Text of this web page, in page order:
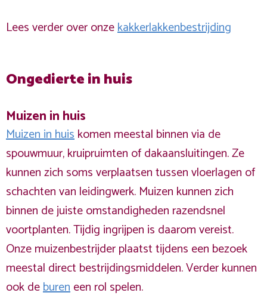
Lees verder over onzekakkerlakkenbestrijding
Ongedierte in huis
Muizen in huis
Muizen in huiskomen meestal binnen via de
spouwmuur, kruipruimten of dakaansluitingen. Ze
kunnen zich soms verplaatsen tussen vloerlagen of
schachten van leidingwerk. Muizen kunnen zich
binnen de juiste omstandigheden razendsnel
voortplanten. Tijdig ingrijpen is daarom vereist.
Onze muizenbestrijder plaatst tijdens een bezoek
meestal direct bestrijdingsmiddelen. Verder kunnen
ook debureneen rol spelen.